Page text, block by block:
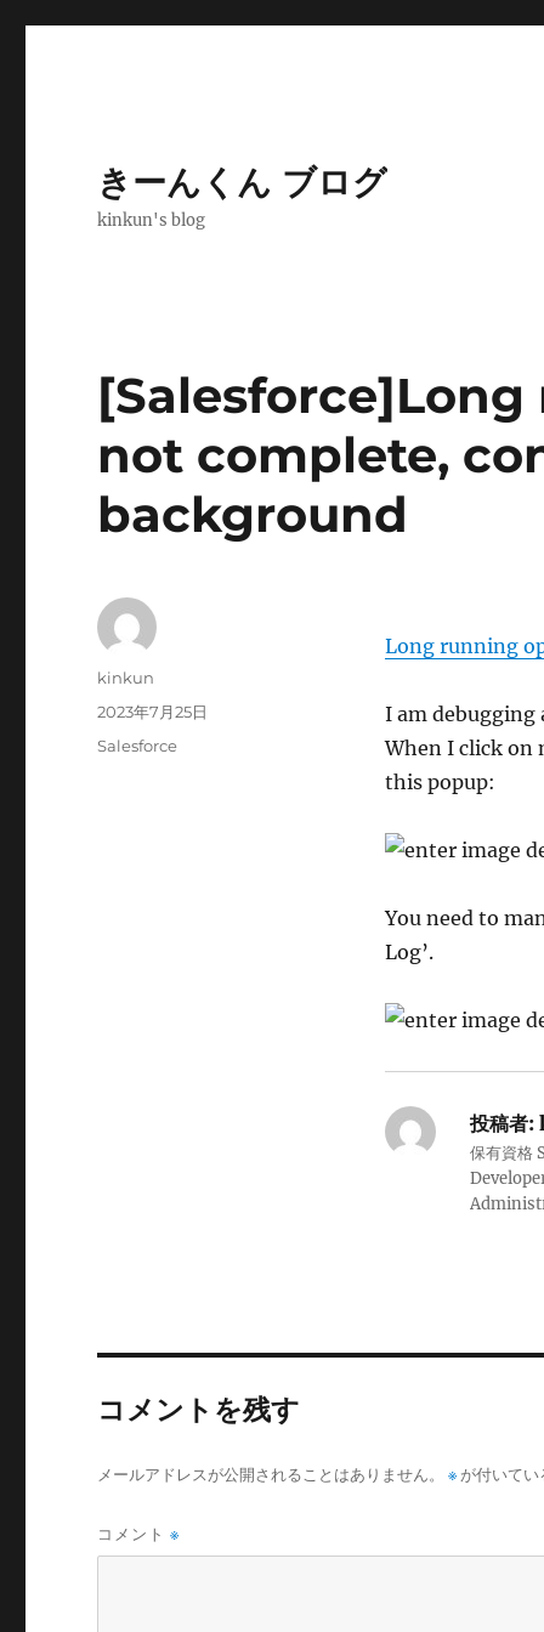
きーんくん ブログ
kinkun's blog
not complete,
background
Long running
I am debugging
When I click on
this popup:
You need to
Log’.
投稿者:
保有資格
投
kinkun
投
2023年7月25日
カ
Salesforce
コメントを残す
メールアドレスが公開されることはありません。 ※ が付いて
コメント※